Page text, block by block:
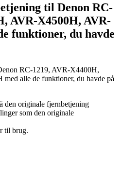
til Denon RC-
AVR-X4500H, AVR-
funktioner, du havde
RC-1219, AVR-X4400H,
med alle de funktioner, du havde på
den originale fjernbetjening
som den originale
til brug.